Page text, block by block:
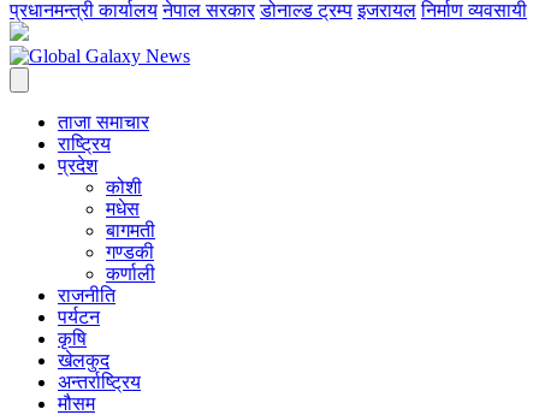
प्रधानमन्त्री कार्यालय नेपाल सरकार डोनाल्ड ट्रम्प इजरायल निर्माण व्यवसायी
ताजा समाचार
राष्ट्रिय
प्रदेश
कोशी
मधेस
बागमती
गण्डकी
कर्णाली
राजनीति
पर्यटन
कृषि
खेलकुद
अन्तर्राष्ट्रिय
मौसम